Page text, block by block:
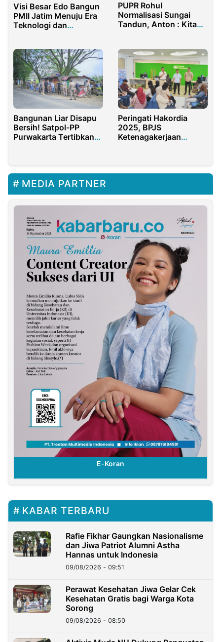
Visi Besar Edo Bangun
PMII Jatim Menuju Era
Teknologi dan
PUPR Rohul
Normalisasi Sungai
Tandun, Anton : Kita
Sekitar
Bangunan Liar Disapu
Bersih! Satpol-PP
Purwakarta Tertibkan
Peringati Hakordia
2025, BPJS
Ketenagakerjaan
MEDIA PARTNER
E-Koran
KABAR TERBARU
Rafie Fikhar Gaungkan Nasionalisme
dan Jiwa Patriot Alumni Astha
Hannas untuk Indonesia
09/08/2026 - 09:51
Perawat Kesehatan Jiwa Gelar Cek
Kesehatan Gratis bagi Warga Kota
Sorong
09/08/2026 - 08:50